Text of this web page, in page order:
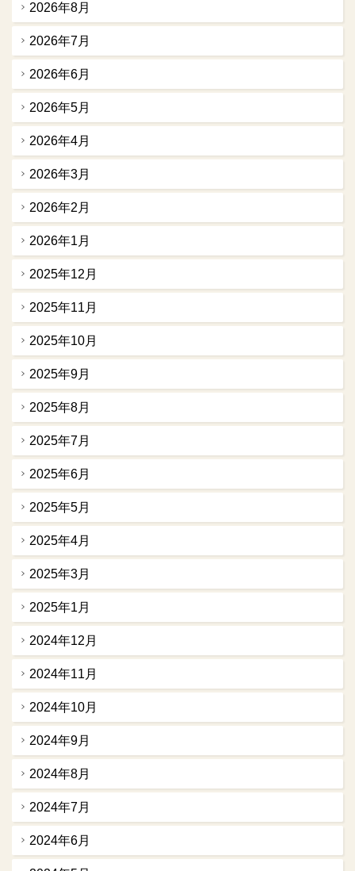
2026年8月
2026年7月
2026年6月
2026年5月
2026年4月
2026年3月
2026年2月
2026年1月
2025年12月
2025年11月
2025年10月
2025年9月
2025年8月
2025年7月
2025年6月
2025年5月
2025年4月
2025年3月
2025年1月
2024年12月
2024年11月
2024年10月
2024年9月
2024年8月
2024年7月
2024年6月